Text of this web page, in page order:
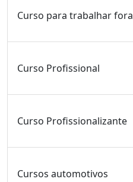
Curso para trabalhar fora
Curso Profissional
Curso Profissionalizante
Cursos automotivos